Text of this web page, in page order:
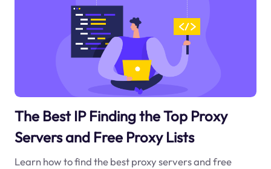
The Best IP Finding the Top Proxy
Servers and Free Proxy Lists
Learn how to find the best proxy servers and free